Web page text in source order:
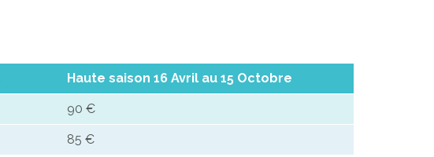
Haute saison 16 Avril au 15 Octobre
90 €
85 €